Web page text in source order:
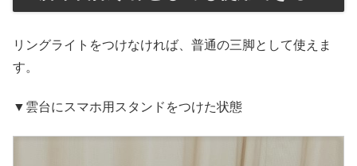
リングライトをつけなければ、普通の三脚として使えま
す。
▼雲台にスマホ用スタンドをつけた状態